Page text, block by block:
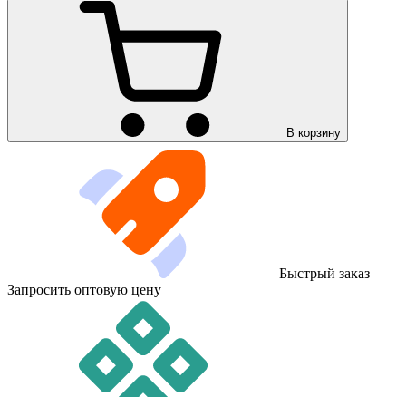
В корзину
Быстрый заказ
Запросить оптовую цену